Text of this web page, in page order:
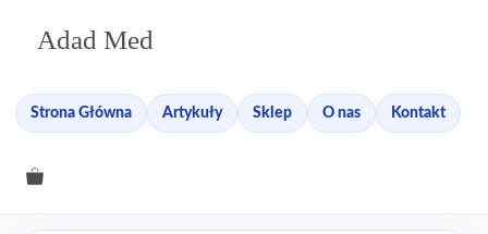
Adad Med
Strona Główna Artykuły Sklep O nas Kontakt